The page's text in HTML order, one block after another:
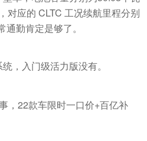
对应的 CLTC 工况续航里程分别
勤肯定是够了。
，入门级活力版没有。